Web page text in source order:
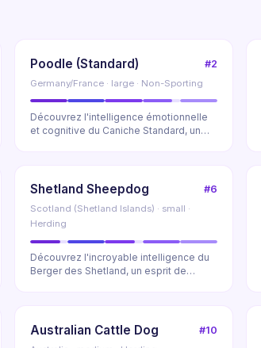
Poodle (Standard) #2
Germany/France · large · Non-Sporting
Découvrez l'intelligence émotionnelle
et cognitive du Caniche Standard, un
Shetland Sheepdog #6
Scotland (Shetland Islands) · small ·
Herding
Découvrez l'incroyable intelligence du
Berger des Shetland, un esprit de
Australian Cattle Dog #10